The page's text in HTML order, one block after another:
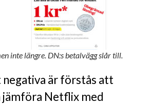
inte längre. DN:s betalvägg slår till.
negativa är förstås att
jämföra Netflix med